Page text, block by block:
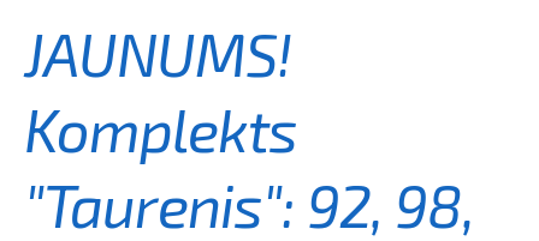
JAUNUMS!
Komplekts
"Taurenis": 92, 98,